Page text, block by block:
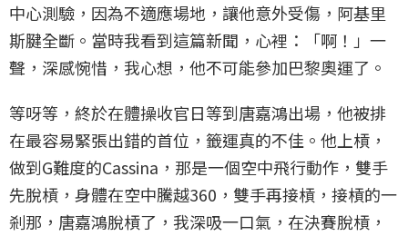
中心測驗，因為不適應場地，讓他意外受傷，阿基里
斯腱全斷。當時我看到這篇新聞，心裡：「啊！」一
聲，深感惋惜，我心想，他不可能參加巴黎奧運了。
等呀等，終於在體操收官日等到唐嘉鴻出場，他被排
在最容易緊張出錯的首位，籤運真的不佳。他上槓，
做到G難度的Cassina，那是一個空中飛行動作，雙手
先脫槓，身體在空中騰越360，雙手再接槓，接槓的一
剎那，唐嘉鴻脫槓了，我深吸一口氣，在決賽脫槓，